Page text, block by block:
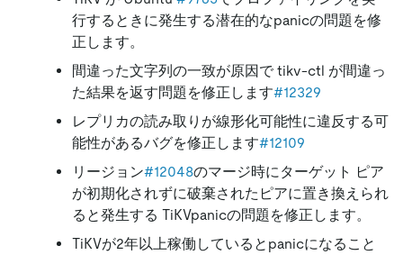
行するときに発生する潜在的なpanicの問題を修
正します。
間違った文字列の一致が原因で tikv-ctl が間違っ
た結果を返す問題を修正します#12329
レプリカの読み取りが線形化可能性に違反する可
能性があるバグを修正します#12109
リージョン#12048のマージ時にターゲット ピア
が初期化されずに破棄されたピアに置き換えられ
ると発生する TiKVpanicの問題を修正します。
TiKVが2年以上稼働しているとpanicになること